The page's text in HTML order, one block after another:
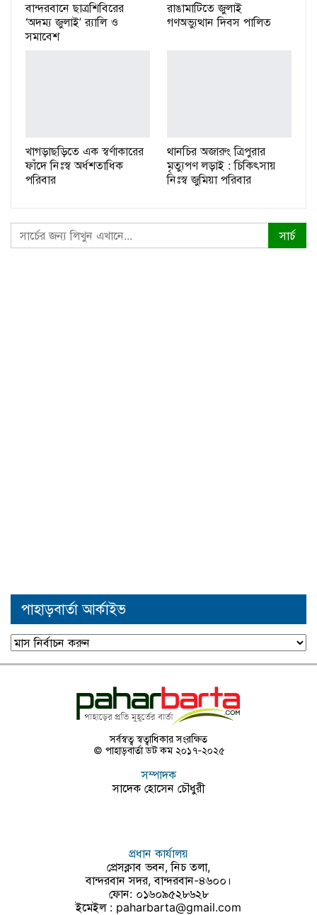
বান্দরবানে ছাত্রশিবিরের
‘অদম্য জুলাই’ র‌্যালি ও
সমাবেশ
রাঙামাটিতে জুলাই
গণঅভ্যুত্থান দিবস পালিত
খাগড়াছড়িতে এক স্বর্ণাকারের
ফাঁদে নিঃস্ব অর্ধশতাধিক
পরিবার
থানচির অজারুং ত্রিপুরার
মৃত্যুপণ লড়াই : চিকিৎসায়
নিঃস্ব জুমিয়া পরিবার
পাহাড়বার্তা আর্কাইভ
পাহাড়বার্তা
আর্কাইভ
সর্বস্বত্ব স্বত্বাধিকার সংরক্ষিত
© পাহাড়বার্তা ডট কম ২০১৭-২০২৫
সম্পাদক
সাদেক হোসেন চৌধুরী
প্রধান কার্যালয়
প্রেসক্লাব ভবন, নিচ তলা,
বান্দরবান সদর, বান্দরবান-৪৬০০।
ফোন: ০১৬০৯৫২৮৬২৮
ইমেইল : paharbarta@gmail.com